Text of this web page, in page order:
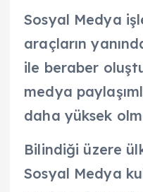
Sosyal Medya
araçların
ile beraber
medya
daha yüksek
Bilindiği üzere
Sosyal Medya